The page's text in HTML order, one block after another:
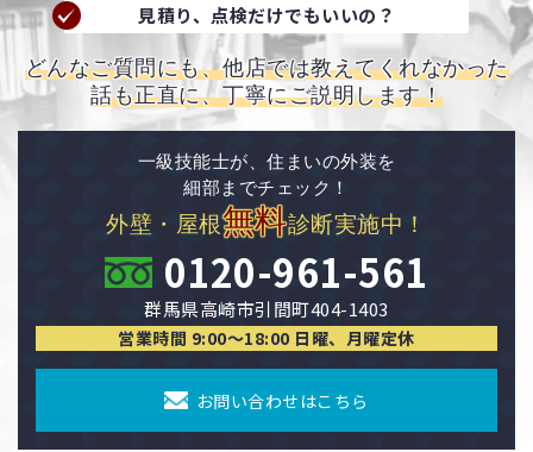
見積り、点検だけでもいいの？
どんなご質問にも、他店では教えてくれなかった
話も正直に、丁寧にご説明します！
一級技能士が、住まいの外装を
細部までチェック！
外壁・屋根無料診断実施中！
0120-961-561
群馬県高崎市引間町404-1403
営業時間 9:00〜18:00 日曜、月曜定休
お問い合わせはこちら